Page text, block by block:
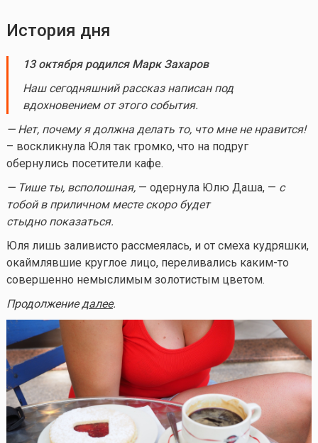
История дня
13 октября родился Марк Захаров
Наш сегодняшний рассказ написан под
вдохновением от этого события.
— Нет, почему я должна делать то, что мне не нравится!
– воскликнула Юля так громко, что на подруг
обернулись посетители кафе.
— Тише ты, всполошная,— одернула Юлю Даша, — с
тобой в приличном месте скоро будет
стыдно показаться.
Юля лишь заливисто рассмеялась, и от смеха кудряшки,
окаймлявшие круглое лицо, переливались каким-то
совершенно немыслимым золотистым цветом.
Продолжениедалее.